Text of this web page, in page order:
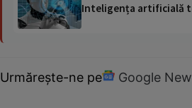
Inteligența artificială
Urmărește-ne pe Google